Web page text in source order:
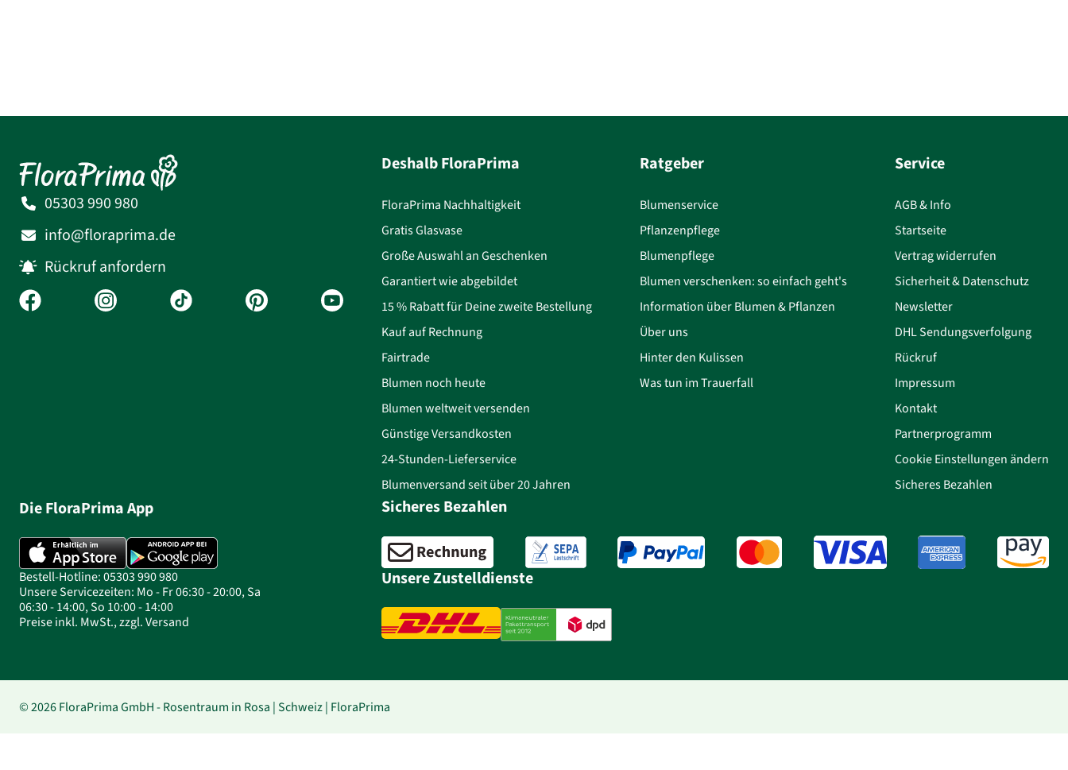
05303 990 980
info@floraprima.de
Rückruf anfordern
Die FloraPrima App
Bestell-Hotline: 05303 990 980
Unsere Servicezeiten: Mo - Fr 06:30 - 20:00, Sa
06:30 - 14:00, So 10:00 - 14:00
Preise inkl. MwSt., zzgl. Versand
Deshalb FloraPrima
FloraPrima Nachhaltigkeit
Gratis Glasvase
Große Auswahl an Geschenken
Garantiert wie abgebildet
15 % Rabatt für Deine zweite Bestellung
Kauf auf Rechnung
Fairtrade
Blumen noch heute
Blumen weltweit versenden
Günstige Versandkosten
24-Stunden-Lieferservice
Blumenversand seit über 20 Jahren
Ratgeber
Blumenservice
Pflanzenpflege
Blumenpflege
Blumen verschenken: so einfach geht's
Information über Blumen & Pflanzen
Über uns
Hinter den Kulissen
Was tun im Trauerfall
Service
AGB & Info
Startseite
Vertrag widerrufen
Sicherheit & Datenschutz
Newsletter
DHL Sendungsverfolgung
Rückruf
Impressum
Kontakt
Partnerprogramm
Cookie Einstellungen ändern
Sicheres Bezahlen
Sicheres Bezahlen
Unsere Zustelldienste
© 2026 FloraPrima GmbH - Rosentraum in Rosa | Schweiz | FloraPrima